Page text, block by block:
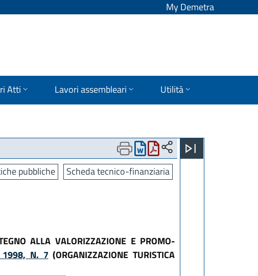
My Demetra
Atti Lavori assembleari Utilità
pubbliche
Scheda tecnico-finanziaria
ALLA VALORIZZAZIONE E PROMO-
1998, N. 7 (ORGANIZZAZIONE TURISTICA